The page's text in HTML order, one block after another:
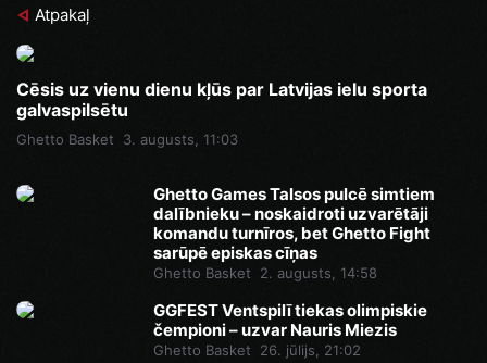
Atpakaļ
Cēsis uz vienu dienu kļūs par Latvijas ielu sporta
galvaspilsētu
Ghetto Basket 3. augusts, 11:03
Ghetto Games Talsos pulcē simtiem
dalībnieku – noskaidroti uzvarētāji
komandu turnīros, bet Ghetto Fight
sarūpē episkas cīņas
Ghetto Basket 2. augusts, 14:58
GGFEST Ventspilī tiekas olimpiskie
čempioni – uzvar Nauris Miezis
Ghetto Basket 26. jūlijs, 21:02